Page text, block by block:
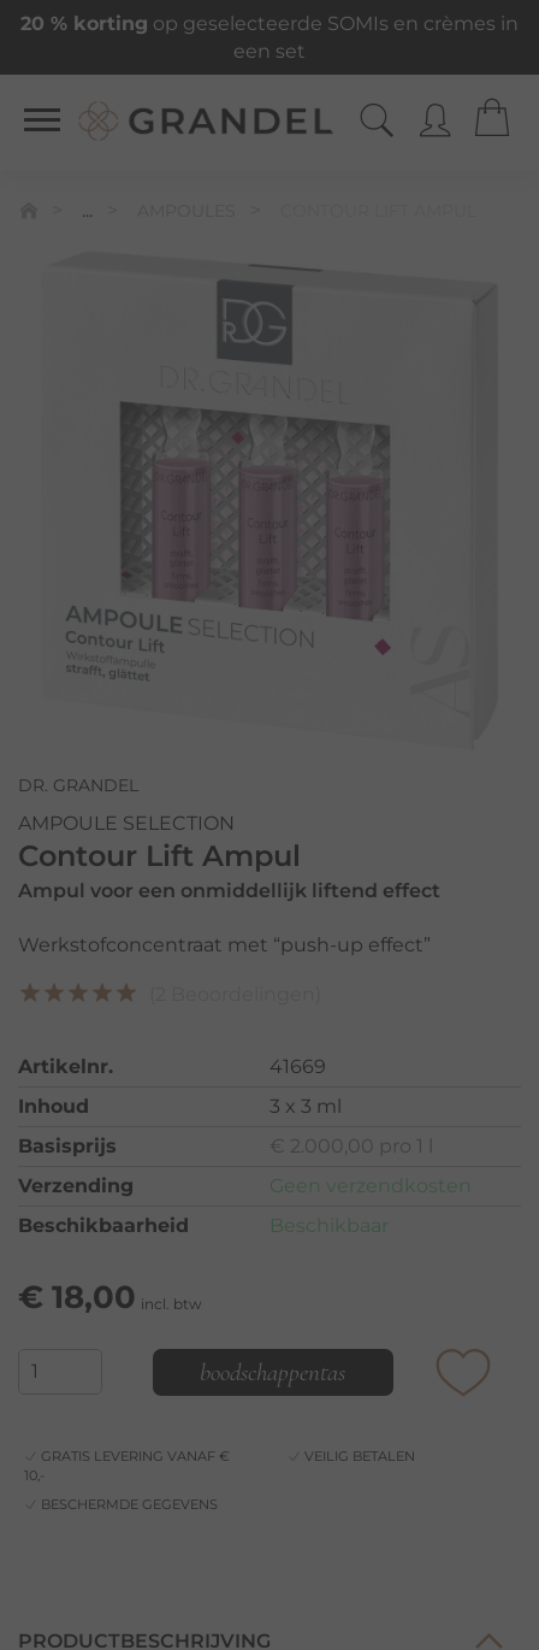
20 % korting op geselecteerde SOMIs en crèmes in
een set
...
DR. GRANDEL
AMPOULE SELECTION
Contour Lift Ampul
Ampul voor een onmiddellijk liftend effect
Werkstofconcentraat met “push-up effect”
Artikelnr.
41669
Inhoud
3 x 3 ml
Basisprijs
€ 2.000,00 pro 1 l
Verzending
Geen verzendkosten
Beschikbaarheid
Beschikbaar
€ 18,00 incl. btw
boodschappentas
GRATIS LEVERING VANAF €
10,-
VEILIG BETALEN
BESCHERMDE GEGEVENS
PRODUCTBESCHRIJVING